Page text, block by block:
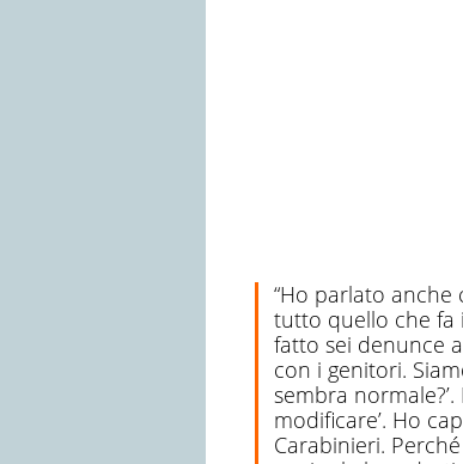
“Ho parlato anche
tutto quello che fa
fatto sei denunce
con i genitori.
sembra
modificare’. Ho
Carabinieri.